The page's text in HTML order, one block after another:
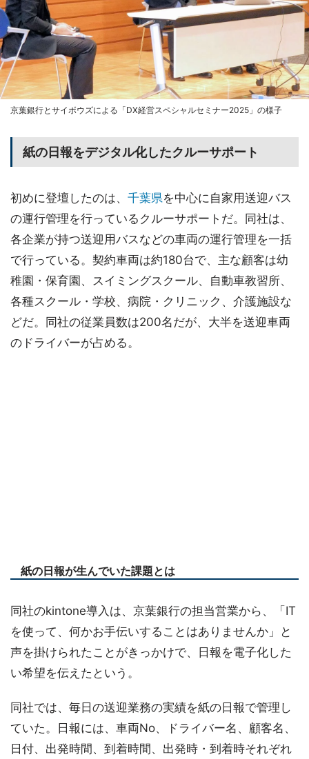
京葉銀行とサイボウズによる「DX経営スペシャルセミナー2025」の様子
紙の日報をデジタル化したクルーサポート
初めに登壇したのは、 千葉県を中心に自家用送迎バス
の運行管理を行っているクルーサポートだ。同社は、
各企業が持つ送迎用バスなどの車両の運行管理を一括
で行っている。契約車両は約180台で、主な顧客は幼
稚園・保育園、スイミングスクール、自動車教習所、
各種スクール・学校、病院・クリニック、介護施設な
どだ。同社の従業員数は200名だが、大半を送迎車両
のドライバーが占める。
紙の日報が生んでいた課題とは
同社のkintone導入は、京葉銀行の担当営業から、「IT
を使って、何かお手伝いすることはありませんか」と
声を掛けられたことがきっかけで、日報を電子化した
い希望を伝えたという。
同社では、毎日の送迎業務の実績を紙の日報で管理し
ていた。日報には、車両No、ドライバー名、顧客名、
日付、出発時間、到着時間、出発時・到着時それぞれ